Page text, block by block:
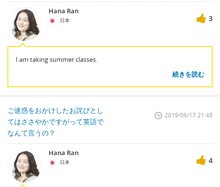
Hana Ran
日本 3
I am taking summer classes.
続きを読む
ご迷惑をおかけしたお詫びとし
てはささやかですがって英語で
なんて言うの？
2019/06/17 21:48
Hana Ran
日本 4